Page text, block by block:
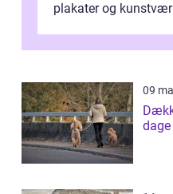
plakater og
09
dage